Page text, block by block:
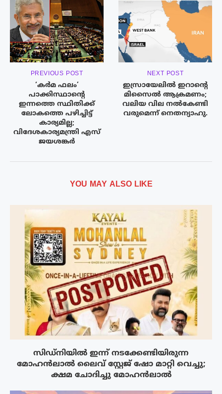
PREVIOUS POST
‘കർമ ഫലം’
പാക്കിസ്ഥാന്റെ
ഇന്നത്തെ സ്ഥിതിക്ക്
ലോകത്തെ പഴിച്ചിട്ട്
കാര്യമില്ല;
വിദേശകാര്യമന്ത്രി എസ്
ജയശങ്കർ
NEXT POST
ഇസ്രായേലിൽ ഇറാന്റെ
മിസൈൽ ആക്രമണം;
വലിയ വില നൽകേണ്ടി
വരുമെന്ന് നെതന്യാഹു.
YOU MAY ALSO LIKE
സിഡ്നിയിൽ ഇന്ന് നടക്കേണ്ടിയിരുന്ന
മോഹൻലാൽ ലൈവ് സ്റ്റേജ് ഷോ മാറ്റി വെച്ചു;
ക്ഷമ ചോദിച്ചു മോഹൻലാൽ